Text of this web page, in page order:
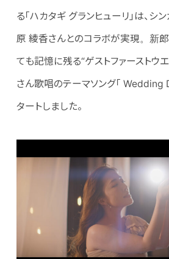
る「ハカタギ グランヒューリ」は、シ
原 綾香さんとのコラボが実現。新
ても記憶に残る“ゲストファーストウ
さん歌唱のテーマソング「 Wedding
タートしました。